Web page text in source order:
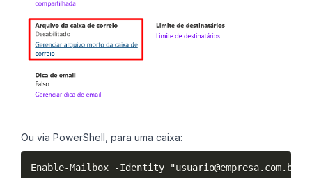
Ou via PowerShell, para uma caixa:
Enable-Mailbox -Identity "usuario@empresa.com.br"